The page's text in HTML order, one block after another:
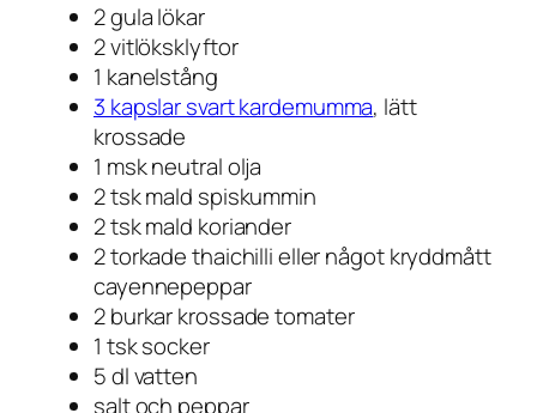
2 gula lökar
2 vitlöksklyftor
1 kanelstång
3 kapslar svart kardemumma, lätt
krossade
1 msk neutral olja
2 tsk mald spiskummin
2 tsk mald koriander
2 torkade thaichilli eller något kryddmått
cayennepeppar
2 burkar krossade tomater
1 tsk socker
5 dl vatten
salt och peppar